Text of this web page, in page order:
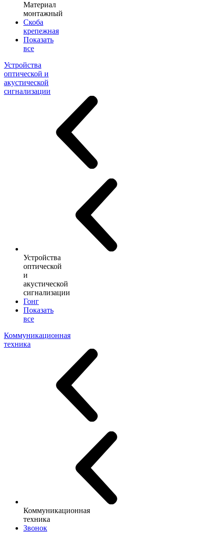
Материал
монтажный
Скоба
крепежная
Показать
все
Устройства
оптической и
акустической
сигнализации
Устройства
оптической
и
акустической
сигнализации
Гонг
Показать
все
Коммуникационная
техника
Коммуникационная
техника
Звонок